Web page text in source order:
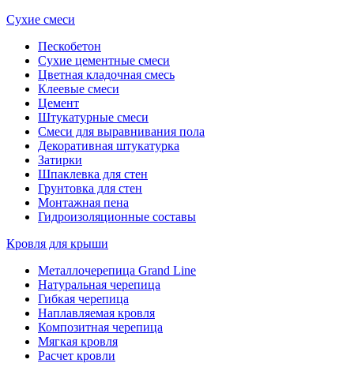
Сухие смеси
Пескобетон
Сухие цементные смеси
Цветная кладочная смесь
Клеевые смеси
Цемент
Штукатурные смеси
Смеси для выравнивания пола
Декоративная штукатурка
Затирки
Шпаклевка для стен
Грунтовка для стен
Монтажная пена
Гидроизоляционные составы
Кровля для крыши
Металлочерепица Grand Line
Натуральная черепица
Гибкая черепица
Наплавляемая кровля
Композитная черепица
Мягкая кровля
Расчет кровли